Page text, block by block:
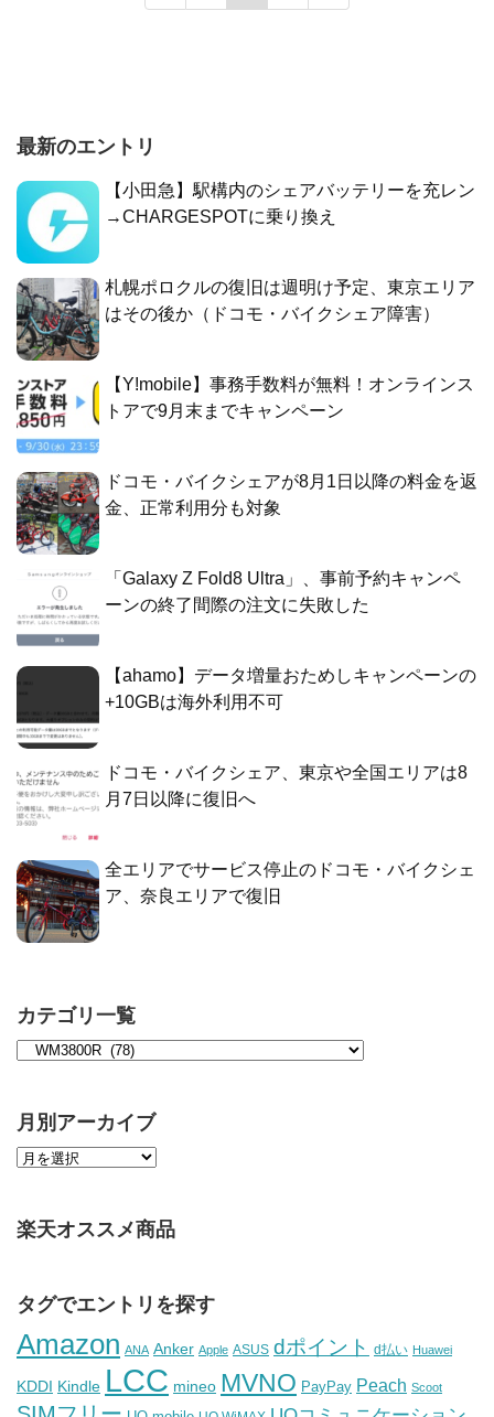
最新のエントリ
【小田急】駅構内のシェアバッテリーを充レン
→CHARGESPOTに乗り換え
札幌ポロクルの復旧は週明け予定、東京エリア
はその後か（ドコモ・バイクシェア障害）
【Y!mobile】事務手数料が無料！オンラインス
トアで9月末までキャンペーン
ドコモ・バイクシェアが8月1日以降の料金を返
金、正常利用分も対象
「Galaxy Z Fold8 Ultra」、事前予約キャンペ
ーンの終了間際の注文に失敗した
【ahamo】データ増量おためしキャンペーンの
+10GBは海外利用不可
ドコモ・バイクシェア、東京や全国エリアは8
月7日以降に復旧へ
全エリアでサービス停止のドコモ・バイクシェ
ア、奈良エリアで復旧
カテゴリ一覧
月別アーカイブ
楽天オススメ商品
タグでエントリを探す
Amazon ANA Anker Apple ASUS dポイント d払い Huawei
KDDI Kindle LCC mineo MVNO PayPay Peach Scoot